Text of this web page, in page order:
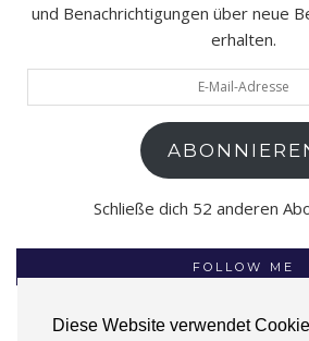
Diese Website verwendet
und Benachrichtigungen über neue
erhalten.
Mail-
Schließe dich 52 anderen
FOLLOW ME